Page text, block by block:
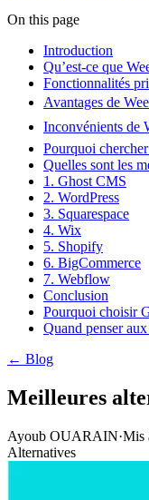
On this page
Introduction
Qu’est-ce que
Fonctionnalités
Avantages de
Inconvénients de
Pourquoi
Quelles sont les
1. Ghost CMS
2. WordPress
3. Squarespace
4. Wix
5. Shopify
6. BigCommerce
7. Webflow
Conclusion
Pourquoi choisir
Quand penser
← Blog
Meilleures
Ayoub OUARAIN·Mis
Alternatives